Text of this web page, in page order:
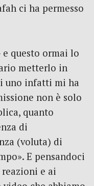
ci ha permesso
questo ormai lo
metterlo in
uno infatti mi ha
non è solo
quanto
di
(voluta) di
E pensandoci
e ai